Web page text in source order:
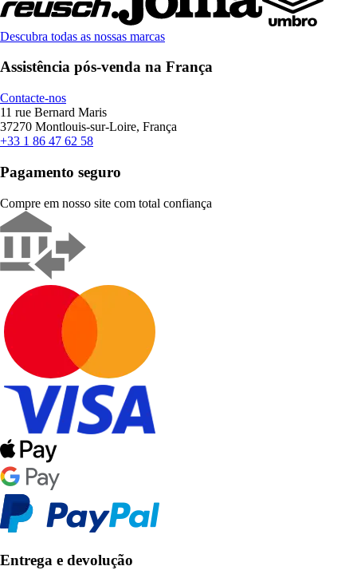
Descubra todas as nossas marcas
Assistência pós-venda na França
Contacte-nos
11 rue Bernard Maris
37270 Montlouis-sur-Loire, França
+33 1 86 47 62 58
Pagamento seguro
Compre em nosso site com total confiança
Entrega e devolução